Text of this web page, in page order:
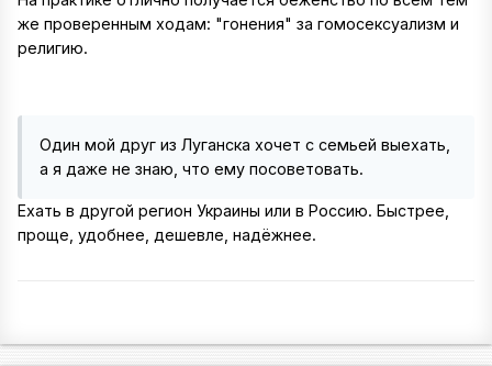
же проверенным ходам: "гонения" за гомосексуализм и
религию.
Один мой друг из Луганска хочет с семьей выехать,
а я даже не знаю, что ему посоветовать.
Ехать в другой регион Украины или в Россию. Быстрее,
проще, удобнее, дешевле, надёжнее.